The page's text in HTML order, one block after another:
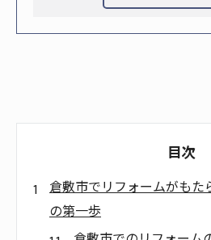
目次
倉敷市でリフォームがもた
の第一歩